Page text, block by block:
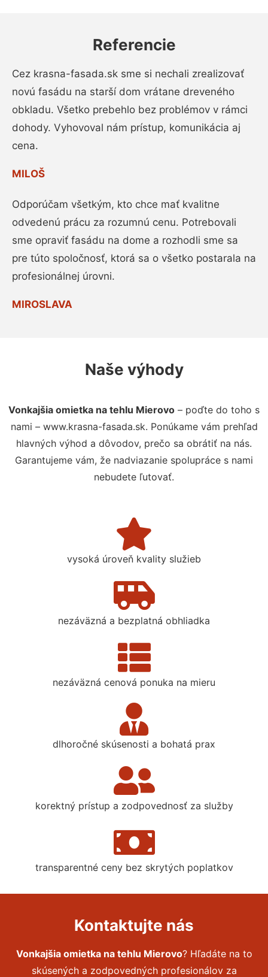
Referencie
Cez krasna-fasada.sk sme si nechali zrealizovať
novú fasádu na starší dom vrátane dreveného
obkladu. Všetko prebehlo bez problémov v rámci
dohody. Vyhovoval nám prístup, komunikácia aj
cena.
MILOŠ
Odporúčam všetkým, kto chce mať kvalitne
odvedenú prácu za rozumnú cenu. Potrebovali
sme opraviť fasádu na dome a rozhodli sme sa
pre túto spoločnosť, ktorá sa o všetko postarala na
profesionálnej úrovni.
MIROSLAVA
Naše výhody
Vonkajšia omietka na tehlu Mierovo – poďte do toho s
nami – www.krasna-fasada.sk. Ponúkame vám prehľad
hlavných výhod a dôvodov, prečo sa obrátiť na nás.
Garantujeme vám, že nadviazanie spolupráce s nami
nebudete ľutovať.
vysoká úroveň kvality služieb
nezáväzná a bezplatná obhliadka
nezáväzná cenová ponuka na mieru
dlhoročné skúsenosti a bohatá prax
korektný prístup a zodpovednosť za služby
transparentné ceny bez skrytých poplatkov
Kontaktujte nás
Vonkajšia omietka na tehlu Mierovo? Hľadáte na to
skúsených a zodpovedných profesionálov za